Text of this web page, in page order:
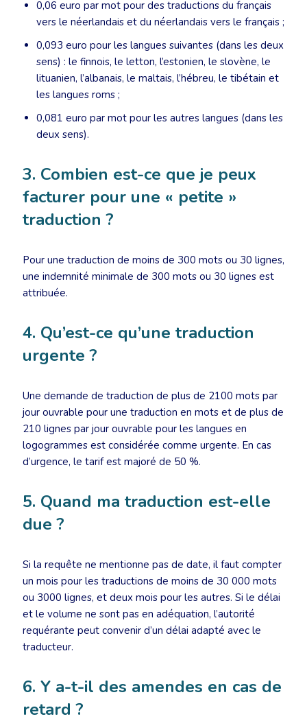
0,06 euro par mot pour des traductions du français
vers le néerlandais et du néerlandais vers le français ;
0,093 euro pour les langues suivantes (dans les deux
sens) : le finnois, le letton, l’estonien, le slovène, le
lituanien, l’albanais, le maltais, l’hébreu, le tibétain et
les langues roms ;
0,081 euro par mot pour les autres langues (dans les
deux sens).
3. Combien est-ce que je peux
facturer pour une « petite »
traduction ?
Pour une traduction de moins de 300 mots ou 30 lignes,
une indemnité minimale de 300 mots ou 30 lignes est
attribuée.
4. Qu’est-ce qu’une traduction
urgente ?
Une demande de traduction de plus de 2100 mots par
jour ouvrable pour une traduction en mots et de plus de
210 lignes par jour ouvrable pour les langues en
logogrammes est considérée comme urgente. En cas
d’urgence, le tarif est majoré de 50 %.
5. Quand ma traduction est-elle
due ?
Si la requête ne mentionne pas de date, il faut compter
un mois pour les traductions de moins de 30 000 mots
ou 3000 lignes, et deux mois pour les autres. Si le délai
et le volume ne sont pas en adéquation, l’autorité
requérante peut convenir d’un délai adapté avec le
traducteur.
6. Y a-t-il des amendes en cas de
retard ?